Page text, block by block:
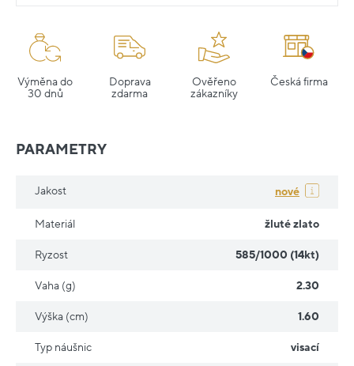
Výměna do
30 dnů
Doprava
zdarma
Ověřeno
zákazníky
Česká firma
PARAMETRY
Jakost nové
Materiál žluté zlato
Ryzost 585/1000 (14kt)
Vaha (g) 2.30
Výška (cm) 1.60
Typ náušnic visací